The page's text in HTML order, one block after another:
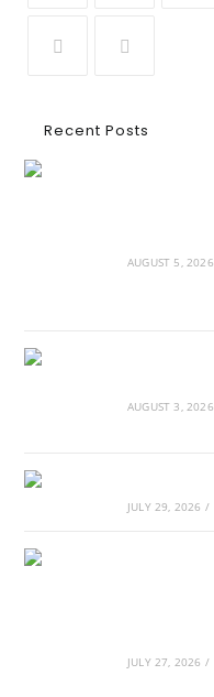
Recent Posts
AUGUST 5, 2026
AUGUST 3, 2026
JULY 29, 2026 /
JULY 27, 2026 /